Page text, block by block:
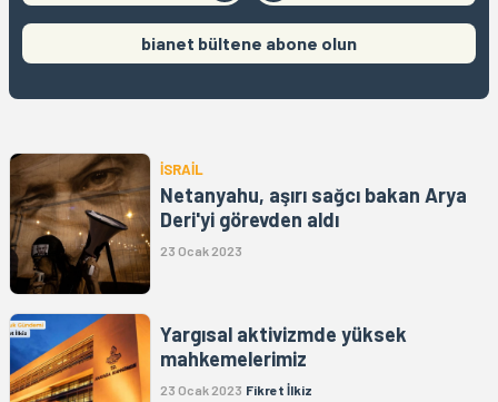
bianet bültene abone olun
İSRAİL
Netanyahu, aşırı sağcı bakan Arya
Deri'yi görevden aldı
23 Ocak 2023
Yargısal aktivizmde yüksek
mahkemelerimiz
23 Ocak 2023 Fikret İlkiz